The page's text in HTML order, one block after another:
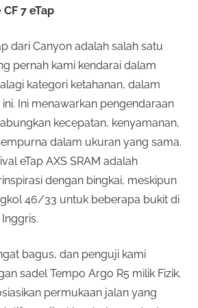
7 eTap
dari Canyon adalah salah satu
pernah kami kendarai dalam
kategori ketahanan, dalam
Ini menawarkan pengendaraan
kecepatan, kenyamanan,
dalam ukuran yang sama.
eTap AXS SRAM adalah
dengan bingkai, meskipun
46/33 untuk beberapa bukit di
bagus, dan penguji kami
sadel Tempo Argo R5 milik Fizik.
permukaan jalan yang